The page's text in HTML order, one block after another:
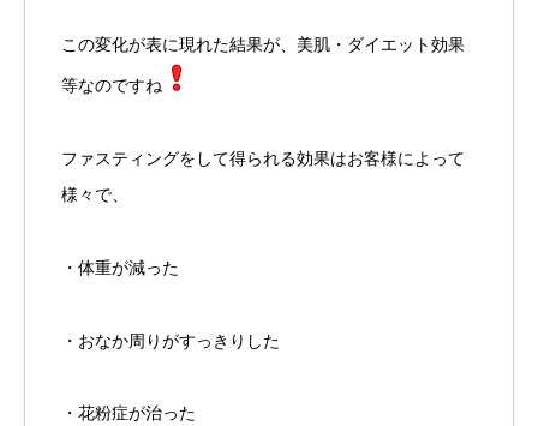
この変化が表に現れた結果が、美肌・ダイエット効果
等なのですね
ファスティングをして得られる効果はお客様によって
様々で、
・体重が減った
・おなか周りがすっきりした
・花粉症が治った